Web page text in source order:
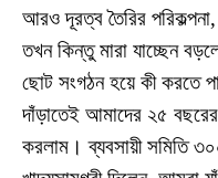
আরও দূরত্ব তৈরির
তখন কিন্তু মারা যাচ্ছেন
ছোট সংগঠন হয়ে কী করতে
দাঁড়াতেই আমাদের ২৫
করলাম। ব্যবসায়ী সমিতি